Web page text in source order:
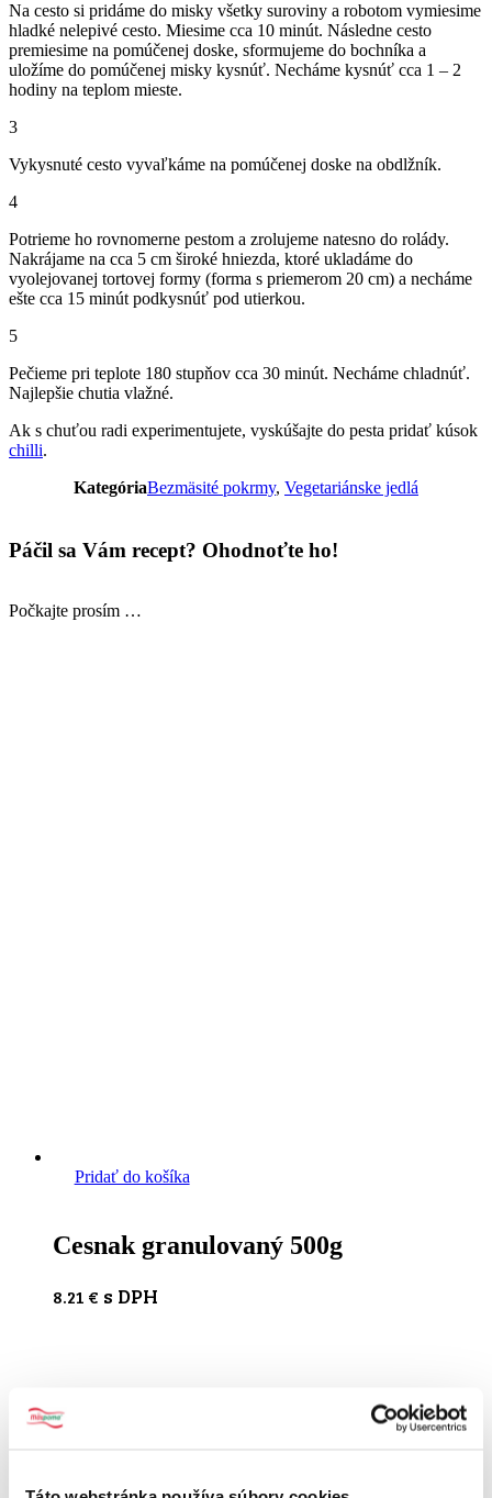
Na cesto si pridáme do misky všetky suroviny a robotom vymiesime
hladké nelepivé cesto. Miesime cca 10 minút. Následne cesto
premiesime na pomúčenej doske, sformujeme do bochníka a
uložíme do pomúčenej misky kysnúť. Necháme kysnúť cca 1 – 2
hodiny na teplom mieste.
3
Vykysnuté cesto vyvaľkáme na pomúčenej doske na obdlžník.
4
Potrieme ho rovnomerne pestom a zrolujeme natesno do rolády.
Nakrájame na cca 5 cm široké hniezda, ktoré ukladáme do
vyolejovanej tortovej formy (forma s priemerom 20 cm) a necháme
ešte cca 15 minút podkysnúť pod utierkou.
5
Pečieme pri teplote 180 stupňov cca 30 minút. Necháme chladnúť.
Najlepšie chutia vlažné.
Ak s chuťou radi experimentujete, vyskúšajte do pesta pridať kúsok
chilli.
KategóriaBezmäsité pokrmy, Vegetariánske jedlá
Páčil sa Vám recept? Ohodnoťte ho!
Počkajte prosím …
Pridať do košíka
Cesnak granulovaný 500g
8.21 € s DPH